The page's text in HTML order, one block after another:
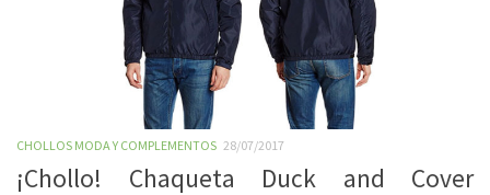
CHOLLOS MODA Y COMPLEMENTOS 28/07/2017
¡Chollo! Chaqueta Duck and Cover